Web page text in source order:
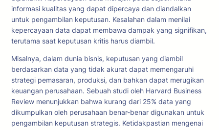
informasi kualitas yang dapat dipercaya dan diandalkan
untuk pengambilan keputusan. Kesalahan dalam menilai
kepercayaan data dapat membawa dampak yang signifikan,
terutama saat keputusan kritis harus diambil.
Misalnya, dalam dunia bisnis, keputusan yang diambil
berdasarkan data yang tidak akurat dapat memengaruhi
strategi pemasaran, produksi, dan bahkan dapat merugikan
keuangan perusahaan. Sebuah studi oleh Harvard Business
Review menunjukkan bahwa kurang dari 25% data yang
dikumpulkan oleh perusahaan benar-benar digunakan untuk
pengambilan keputusan strategis. Ketidakpastian mengenai